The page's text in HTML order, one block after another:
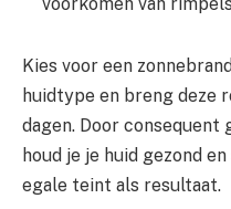
Kies voor een
huidtype en breng deze
dagen. Door consequent
houd je je huid gezond
egale teint als resultaat.